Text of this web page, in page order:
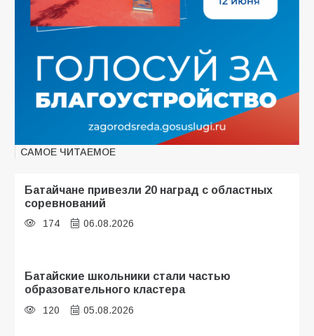
САМОЕ ЧИТАЕМОЕ
Батайчане привезли 20 наград с областных
соревнований
174 06.08.2026
Батайские школьники стали частью
образовательного кластера
120 05.08.2026